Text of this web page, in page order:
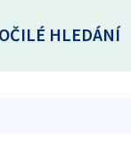
HLEDÁNÍ